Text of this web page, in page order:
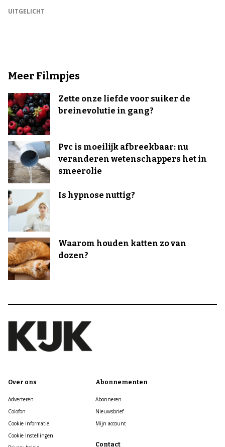
UITGELICHT
Meer Filmpjes
Zette onze liefde voor suiker de
breinevolutie in gang?
Pvc is moeilijk afbreekbaar: nu
veranderen wetenschappers het in
smeerolie
Is hypnose nuttig?
Waarom houden katten zo van
dozen?
Over ons
Adverteren
Colofon
Cookie informatie
Cookie Instellingen
Abonnementen
Abonneren
Nieuwsbrief
Mijn account
Contact